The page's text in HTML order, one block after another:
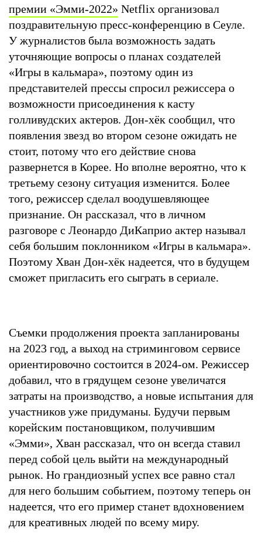
премии «Эмми-2022» Netflix организовал
поздравительную пресс-конференцию в Сеуле.
У журналистов была возможность задать
уточняющие вопросы о планах создателей
«Игры в кальмара», поэтому один из
представителей прессы спросил режиссера о
возможности присоединения к касту
голливудских актеров. Дон-хёк сообщил, что
появления звезд во втором сезоне ожидать не
стоит, потому что его действие снова
развернется в Корее. Но вполне вероятно, что к
третьему сезону ситуация изменится. Более
того, режиссер сделал воодушевляющее
признание. Он рассказал, что в личном
разговоре с Леонардо ДиКаприо актер называл
себя большим поклонником «Игры в кальмара».
Поэтому Хван Дон-хёк надеется, что в будущем
сможет пригласить его сыграть в сериале.
Съемки продолжения проекта запланированы
на 2023 год, а выход на стриминговом сервисе
ориентировочно состоится в 2024-ом. Режиссер
добавил, что в грядущем сезоне увеличатся
затраты на производство, а новые испытания для
участников уже придуманы. Будучи первым
корейским постановщиком, получившим
«Эмми», Хван рассказал, что он всегда ставил
перед собой цель выйти на международный
рынок. Но грандиозный успех все равно стал
для него большим событием, поэтому теперь он
надеется, что его пример станет вдохновением
для креативных людей по всему миру.